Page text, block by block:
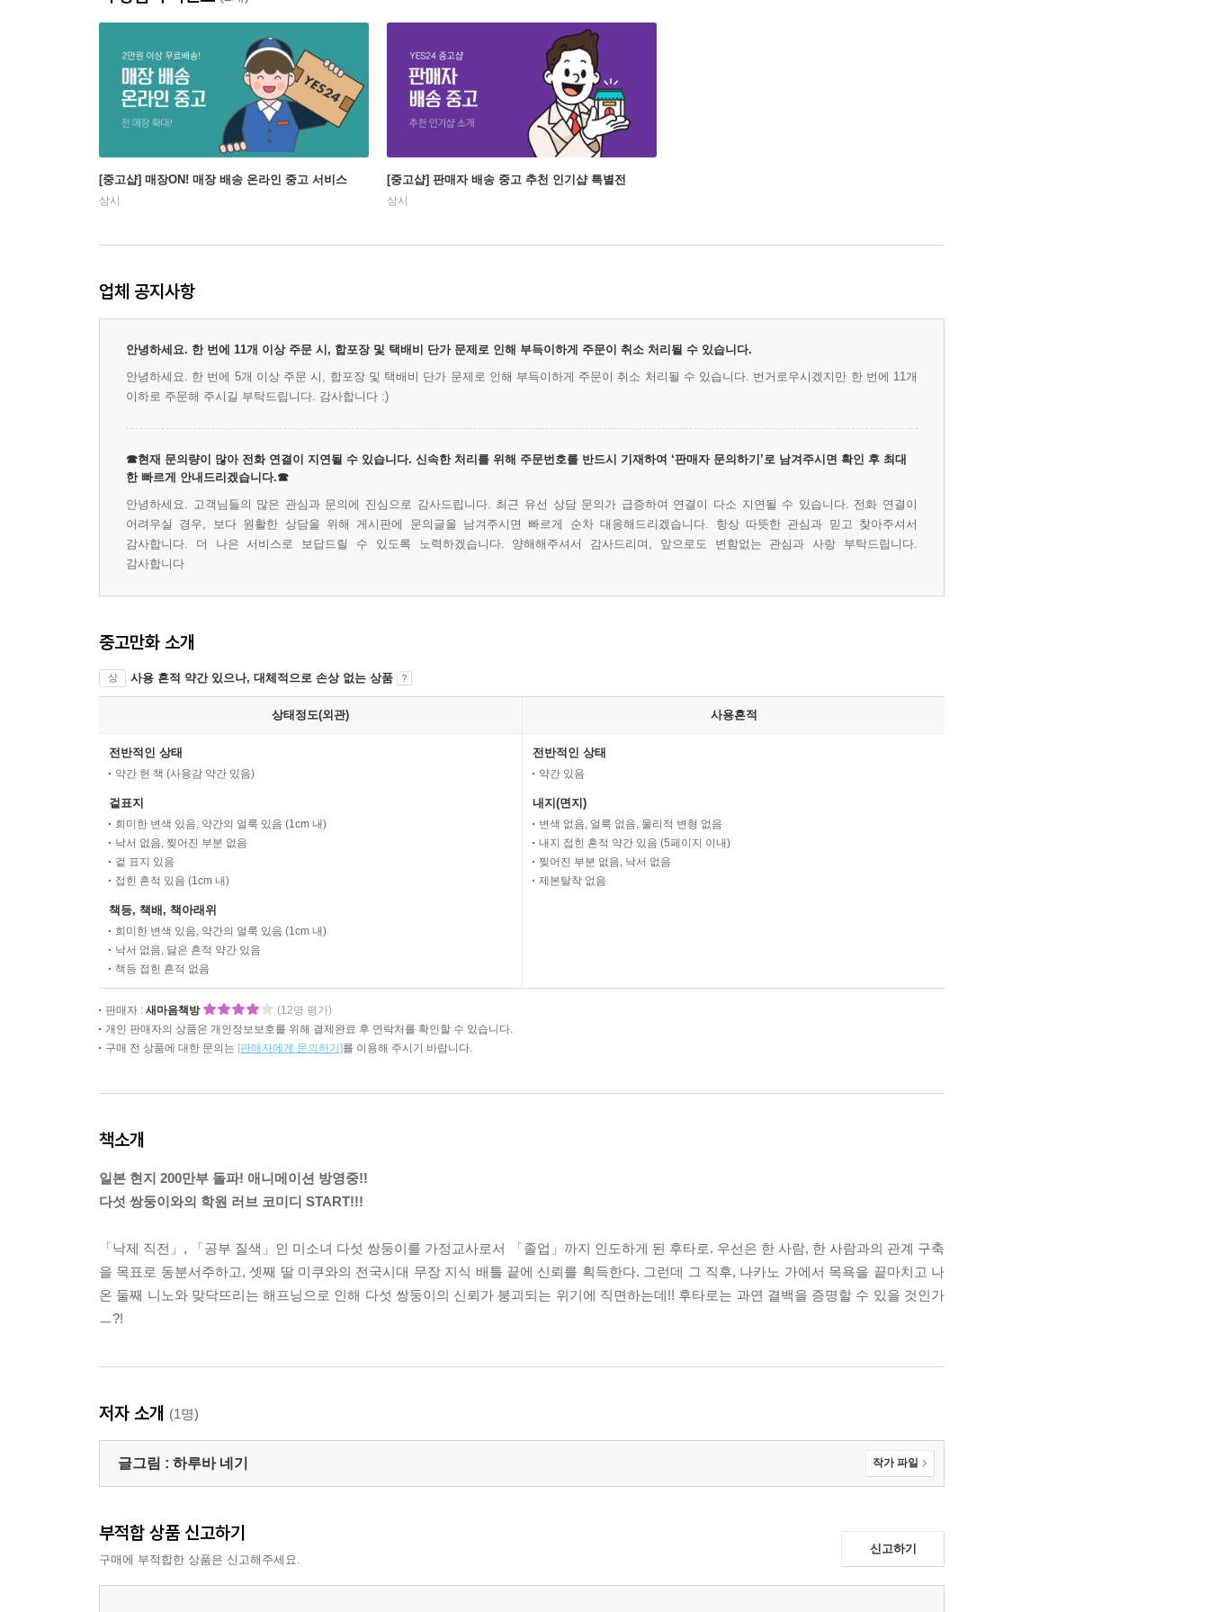
[중고샵] 매장ON! 매장 배송 온라인 중고 서비스
상시
[중고샵] 판매자 배송 중고 추천 인기샵 특별전
상시
업체 공지사항
안녕하세요. 한 번에 11개 이상 주문 시, 합포장 및 택배비 단가 문제로 인해 부득이하게 주문이 취소 처리될 수 있습니다.
안녕하세요. 한 번에 5개 이상 주문 시, 합포장 및 택배비 단가 문제로 인해 부득이하게 주문이 취소 처리될 수 있습니다. 번거로우시겠지만 한 번에 11개
이하로 주문해 주시길 부탁드립니다. 감사합니다 :)
☎현재 문의량이 많아 전화 연결이 지연될 수 있습니다. 신속한 처리를 위해 주문번호를 반드시 기재하여 ‘판매자 문의하기’로 남겨주시면 확인 후 최대
한 빠르게 안내드리겠습니다.☎
안녕하세요. 고객님들의 많은 관심과 문의에 진심으로 감사드립니다. 최근 유선 상담 문의가 급증하여 연결이 다소 지연될 수 있습니다. 전화 연결이
어려우실 경우, 보다 원활한 상담을 위해 게시판에 문의글을 남겨주시면 빠르게 순차 대응해드리겠습니다. 항상 따뜻한 관심과 믿고 찾아주셔서
감사합니다. 더 나은 서비스로 보답드릴 수 있도록 노력하겠습니다. 양해해주셔서 감사드리며, 앞으로도 변함없는 관심과 사랑 부탁드립니다.
감사합니다
중고만화 소개
상 사용 흔적 약간 있으나, 대체적으로 손상 없는 상품
상태정도(외관) 사용흔적
전반적인 상태
약간 헌 책 (사용감 약간 있음)
겉표지
희미한 변색 있음, 약간의 얼룩 있음 (1cm 내)
낙서 없음, 찢어진 부분 없음
겉 표지 있음
접힌 흔적 있음 (1cm 내)
책등, 책배, 책아래위
희미한 변색 있음, 약간의 얼룩 있음 (1cm 내)
낙서 없음, 닳은 흔적 약간 있음
책등 접힌 흔적 없음
전반적인 상태
약간 있음
내지(면지)
변색 없음, 얼룩 없음, 물리적 변형 없음
내지 접힌 흔적 약간 있음 (5페이지 이내)
찢어진 부분 없음, 낙서 없음
제본탈착 없음
판매자 : 새마음책방
(12명 평가)
개인 판매자의 상품은 개인정보보호를 위해 결제완료 후 연락처를 확인할 수 있습니다.
구매 전 상품에 대한 문의는 [판매자에게 문의하기]를 이용해 주시기 바랍니다.
책소개
일본 현지 200만부 돌파! 애니메이션 방영중!!
다섯 쌍둥이와의 학원 러브 코미디 START!!!
「낙제 직전」, 「공부 질색」인 미소녀 다섯 쌍둥이를 가정교사로서 「졸업」까지 인도하게 된 후타로. 우선은 한 사람, 한 사람과의 관계 구축
을 목표로 동분서주하고, 셋째 딸 미쿠와의 전국시대 무장 지식 배틀 끝에 신뢰를 획득한다. 그런데 그 직후, 나카노 가에서 목욕을 끝마치고 나
온 둘째 니노와 맞닥뜨리는 해프닝으로 인해 다섯 쌍둥이의 신뢰가 붕괴되는 위기에 직면하는데!! 후타로는 과연 결백을 증명할 수 있을 것인가
ㅡ?!
저자 소개 (1명)
글그림 : 하루바 네기 작가 파일
부적합 상품 신고하기
구매에 부적합한 상품은 신고해주세요.
신고하기